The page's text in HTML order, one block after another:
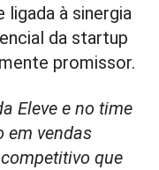
à sinergia
da startup
promissor.
Eleve e no time
em vendas
que